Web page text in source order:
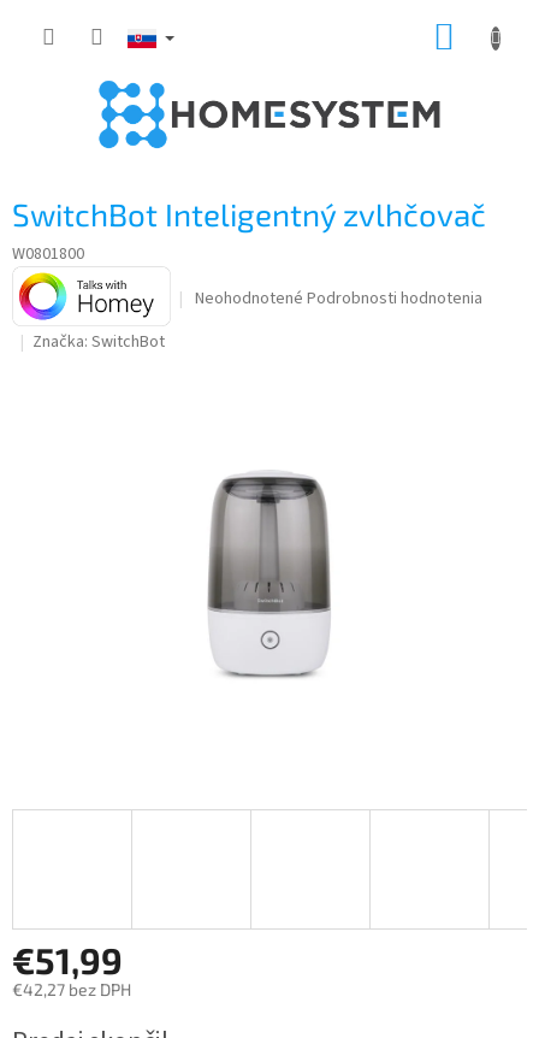
SwitchBot Inteligentný zvlhčovač
W0801800
Priemerné
Neohodnotené Podrobnosti hodnotenia
Značka: SwitchBot
€51,99
€42,27 bez DPH